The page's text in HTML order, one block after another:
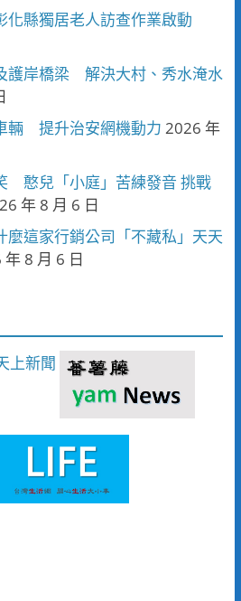
縣獨居老人訪查作業啟動
護岸橋梁 解決大村、秀水淹水
輛 提升治安網機動力 2026 年
憨兒「小庭」苦練發音 挑戰
年 8 月 6 日
麼這家行銷公司「不藏私」天天
8 月 6 日